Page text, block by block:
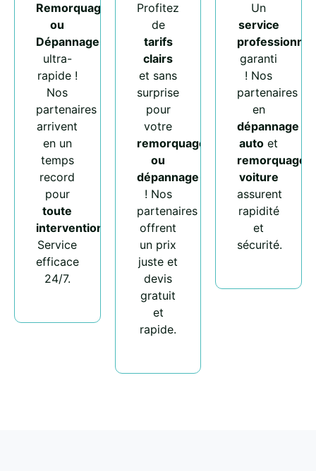
Remorquage
ou
Dépannage
ultra-
rapide !
Nos
partenaires
arrivent
en un
temps
record
pour
toute
intervention
Service
efficace
24/7.
Profitez
de
tarifs
clairs
et sans
surprise
pour
votre
remorquage
ou
dépannage
! Nos
partenaires
offrent
un prix
juste et
devis
gratuit
et
rapide.
Un
service
professionnel
garanti
! Nos
partenaires
en
dépannage
auto et
remorquage
voiture
assurent
rapidité
et
sécurité.